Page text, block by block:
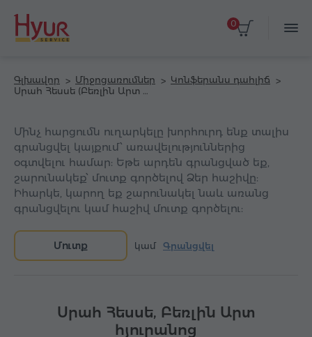
0
Գլխավոր Միջոցառումներ
Կոնֆերանս դահլիճ
Մինչ հարցումն ուղարկելը խորհուրդ ենք տալիս
գրանցվել կայքում՝ առավելություններից
օգտվելու համար: Եթե արդեն գրանցված եք,
շարունակեք՝ մուտք գործելով Ձեր հաշիվը:
Իհարկե, կարող եք շարունակել նաև առանց
գրանցվելու կամ հաշիվ մուտք գործելու:
Մուտք կամ Գրանցվել
Սրահ Հեսսե, Բեռլին Արտ
հյուրանոց